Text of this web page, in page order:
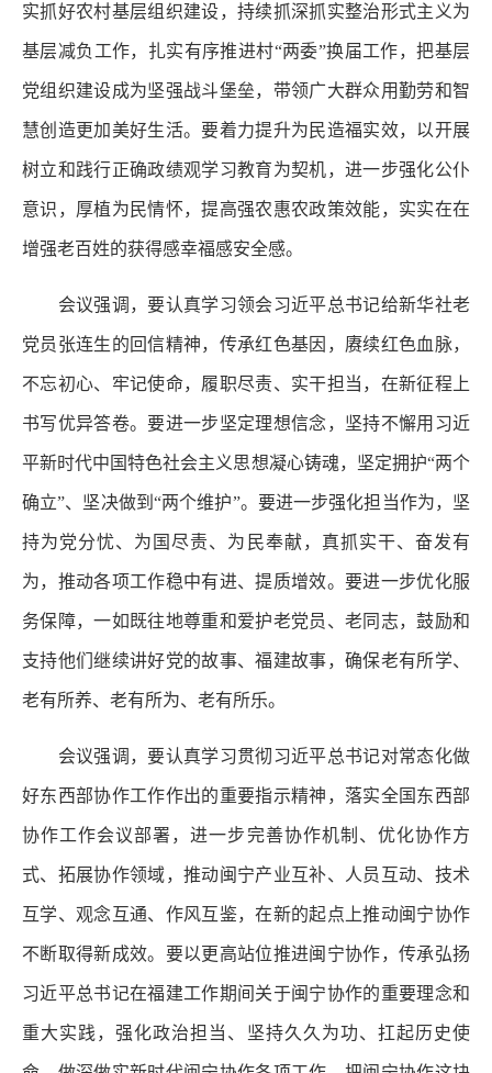
实抓好农村基层组织建设，持续抓深抓实整治形式主义为
基层减负工作，扎实有序推进村“两委”换届工作，把基层
党组织建设成为坚强战斗堡垒，带领广大群众用勤劳和智
慧创造更加美好生活。要着力提升为民造福实效，以开展
树立和践行正确政绩观学习教育为契机，进一步强化公仆
意识，厚植为民情怀，提高强农惠农政策效能，实实在在
增强老百姓的获得感幸福感安全感。
会议强调，要认真学习领会习近平总书记给新华社老
党员张连生的回信精神，传承红色基因，赓续红色血脉，
不忘初心、牢记使命，履职尽责、实干担当，在新征程上
书写优异答卷。要进一步坚定理想信念，坚持不懈用习近
平新时代中国特色社会主义思想凝心铸魂，坚定拥护“两个
确立”、坚决做到“两个维护”。要进一步强化担当作为，坚
持为党分忧、为国尽责、为民奉献，真抓实干、奋发有
为，推动各项工作稳中有进、提质增效。要进一步优化服
务保障，一如既往地尊重和爱护老党员、老同志，鼓励和
支持他们继续讲好党的故事、福建故事，确保老有所学、
老有所养、老有所为、老有所乐。
会议强调，要认真学习贯彻习近平总书记对常态化做
好东西部协作工作作出的重要指示精神，落实全国东西部
协作工作会议部署，进一步完善协作机制、优化协作方
式、拓展协作领域，推动闽宁产业互补、人员互动、技术
互学、观念互通、作风互鉴，在新的起点上推动闽宁协作
不断取得新成效。要以更高站位推进闽宁协作，传承弘扬
习近平总书记在福建工作期间关于闽宁协作的重要理念和
重大实践，强化政治担当、坚持久久为功、扛起历史使